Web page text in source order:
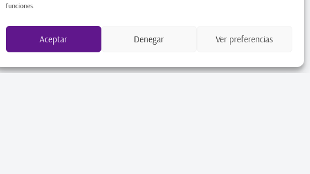
funciones.
Aceptar Denegar Ver preferencias